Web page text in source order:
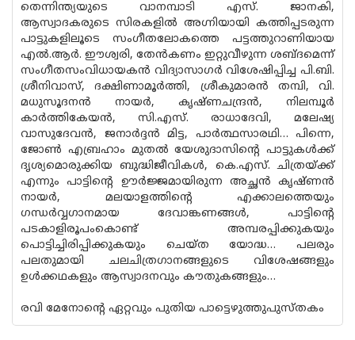
തെന്നിന്ത്യയുടെ വാനമ്പാടി എസ്. ജാനകി,
ആസ്വാദകരുടെ സിരകളില്‍ അഗ്നിയായി കത്തിപ്പടരുന്ന
പാട്ടുകളിലൂടെ സംഗീതലോകത്തെ പട്ടത്തുറാണിയായ
എല്‍.ആര്‍. ഈശ്വരി, തേന്‍കണം ഇറ്റുവീഴുന്ന ശബ്ദമെന്ന്
സംഗീതസംവിധായകന്‍ വിദ്യാസാഗര്‍ വിശേഷിപ്പിച്ച പി.ബി.
ശ്രീനിവാസ്, ദക്ഷിണാമൂര്‍ത്തി, ശ്രീകുമാരന്‍ തമ്പി, വി.
മധുസൂദനന്‍ നായര്‍, കൃഷ്ണചന്ദ്രന്‍, നിലമ്പൂര്‍
കാര്‍ത്തികേയന്‍, സി.എസ്. രാധാദേവി, മലേഷ്യ
വാസുദേവന്‍, ജനാര്‍ദ്ദന്‍ മിട്ട, പാര്‍ത്ഥസാരഥി… പിന്നെ,
ജോണ്‍ എബ്രഹാം മുതല്‍ യേശുദാസിന്റെ പാട്ടുകള്‍ക്ക്
ദൃശ്യമൊരുക്കിയ ബുദ്ധിജീവികള്‍, കെ.എസ്. ചിത്രയ്ക്ക്
എന്നും പാട്ടിന്റെ ഊര്‍ജ്ജമായിരുന്ന അച്ഛന്‍ കൃഷ്ണന്‍
നായര്‍, മലയാളത്തിന്റെ എക്കാലത്തെയും
ഗന്ധര്‍വ്വഗാനമായ ദേവാങ്കണങ്ങള്‍, പാട്ടിന്റെ
പടകാളിരൂപംകൊണ്ട് അമ്പരപ്പിക്കുകയും
പൊട്ടിച്ചിരിപ്പിക്കുകയും ചെയ്ത യോദ്ധ… പലരും
പലതുമായി ചലചിത്രഗാനങ്ങളുടെ വിശേഷങ്ങളും
ഉള്‍ക്കഥകളും ആസ്വാദനവും കൗതുകങ്ങളും…
രവി മേനോന്റെ ഏറ്റവും പുതിയ പാട്ടെഴുത്തുപുസ്തകം